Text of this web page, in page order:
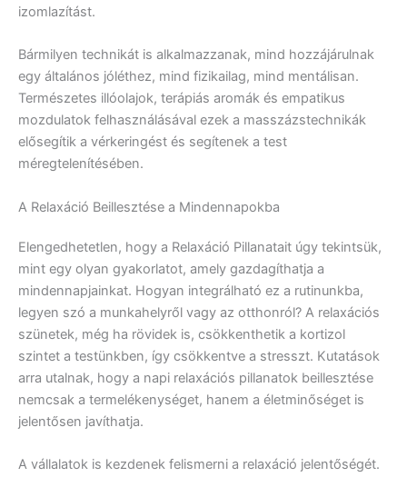
izomlazítást.
Bármilyen technikát is alkalmazzanak, mind hozzájárulnak
egy általános jóléthez, mind fizikailag, mind mentálisan.
Természetes illóolajok, terápiás aromák és empatikus
mozdulatok felhasználásával ezek a masszázstechnikák
elősegítik a vérkeringést és segítenek a test
méregtelenítésében.
A Relaxáció Beillesztése a Mindennapokba
Elengedhetetlen, hogy a Relaxáció Pillanatait úgy tekintsük,
mint egy olyan gyakorlatot, amely gazdagíthatja a
mindennapjainkat. Hogyan integrálható ez a rutinunkba,
legyen szó a munkahelyről vagy az otthonról? A relaxációs
szünetek, még ha rövidek is, csökkenthetik a kortizol
szintet a testünkben, így csökkentve a stresszt. Kutatások
arra utalnak, hogy a napi relaxációs pillanatok beillesztése
nemcsak a termelékenységet, hanem a életminőséget is
jelentősen javíthatja.
A vállalatok is kezdenek felismerni a relaxáció jelentőségét.